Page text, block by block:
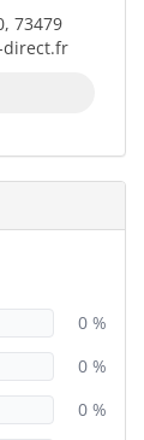
73479
direct.fr
0 %
0 %
0 %